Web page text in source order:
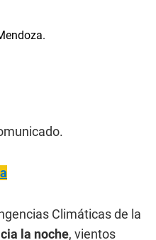
Climáticas de la
la noche, vientos